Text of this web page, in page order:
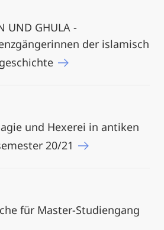
UND GHULA -
der islamisch
und Hexerei in antiken
20/21
für Master-Studiengang